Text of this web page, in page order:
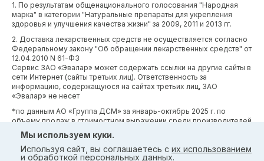
1. По результатам общенационального голосования "Народная
марка" в категории "Натуральные препараты для укрепления
здоровья и улучшения качества жизни" за 2009, 2011 и 2013 гг.
2. Доставка лекарственных средств не осуществляется согласно
Федеральному закону "Об обращении лекарственных средств" от
12.04.2010 N 61-ФЗ
Сервис ЗАО «Эвалар» может содержать ссылки на другие сайты в
сети Интернет (сайты третьих лиц). Ответственность за
информацию, содержащуюся на сайтах третьих лиц, ЗАО
«Эвалар» не несет
*по данным АО «Группа ДСМ» за январь-октябрь 2025 г. по
объему продаж в стоимостном выражении среди производителей
БАД (без учета СТМ) БАД (без учета СТМ).
*Производственные процессы и системы менеджмента ЗАО
«Эвалар» сертифицированы в соответствии с требованиями
Мы используем куки.
Используя сайт, вы соглашаетесь с их использованием
и обработкой персональных данных.